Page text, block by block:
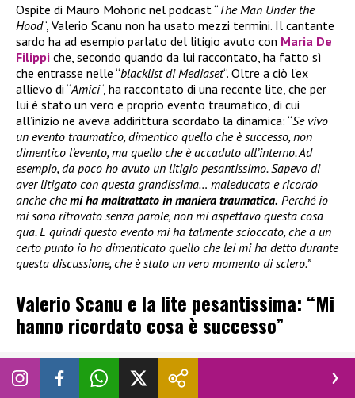
Ospite di Mauro Mohoric nel podcast “The Man Under the
Hood“, Valerio Scanu non ha usato mezzi termini. Il cantante
sardo ha ad esempio parlato del litigio avuto con Maria De
Filippi che, secondo quando da lui raccontato, ha fatto sì
che entrasse nelle “blacklist di Mediaset“. Oltre a ciò l’ex
allievo di “Amici“, ha raccontato di una recente lite, che per
lui è stato un vero e proprio evento traumatico, di cui
all’inizio ne aveva addirittura scordato la dinamica: “Se vivo
un evento traumatico, dimentico quello che è successo, non
dimentico l’evento, ma quello che è accaduto all’interno. Ad
esempio, da poco ho avuto un litigio pesantissimo. Sapevo di
aver litigato con questa grandissima… maleducata e ricordo
anche chemi ha maltrattato in maniera traumatica. Perché io
mi sono ritrovato senza parole, non mi aspettavo questa cosa
qua. E quindi questo evento mi ha talmente scioccato, che a un
certo punto io ho dimenticato quello che lei mi ha detto durante
questa discussione, che è stato un vero momento di sclero.”
Valerio Scanu e la lite pesantissima: “Mi
hanno ricordato cosa è successo”